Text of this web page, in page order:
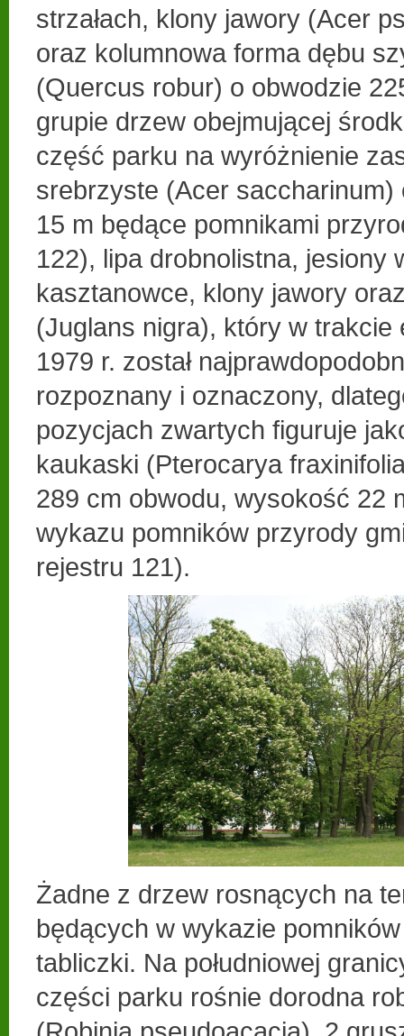
strzałach, klony jawory (Acer
oraz kolumnowa forma dębu
(Quercus robur) o obwodzie
grupie drzew obejmującej
część parku na wyróżnienie
srebrzyste (Acer
15 m będące pomnikami
122), lipa drobnolistna, jesiony
kasztanowce, klony jawory
(Juglans nigra), który w trakcie
1979 r. został
rozpoznany i oznaczony,
pozycjach zwartych figuruje
kaukaski (Pterocarya
289 cm obwodu, wysokość 22
wykazu pomników przyrody
rejestru 121).
Żadne z drzew rosnących na
będących w wykazie
tabliczki. Na południowej
części parku rośnie dorodna